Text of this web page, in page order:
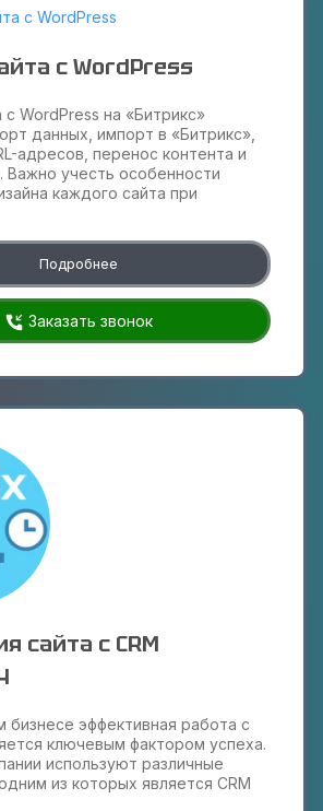
с WordPress
WordPress на «Битрикс»
данных, импорт в «Битрикс»,
адресов, перенос контента и
Важно учесть особенности
каждого сайта при
Подробнее
Заказать звонок
сайта с CRM
бизнесе эффективная работа с
ключевым фактором успеха.
используют различные
из которых является CRM